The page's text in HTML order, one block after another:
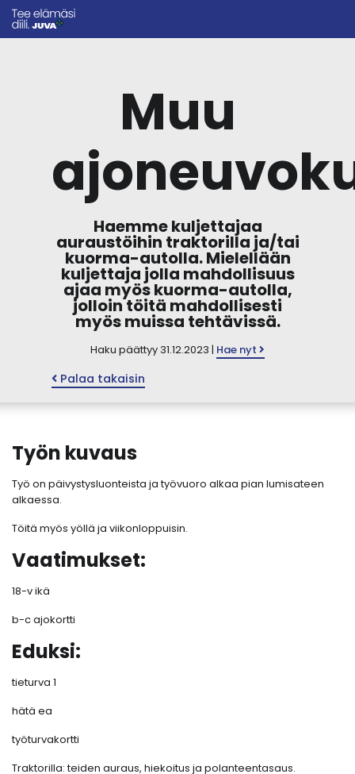
Muu
Haemme kuljettajaa
auraustöihin traktorilla ja/tai
kuorma-autolla. Mielellään
kuljettaja jolla mahdollisuus
ajaa myös kuorma-autolla,
jolloin töitä mahdollisesti
myös muissa tehtävissä.
Haku päättyy 31.12.2023 | Hae nyt
Palaa takaisin
Työn kuvaus
Työ on päivystysluonteista ja työvuoro alkaa pian lumisateen
alkaessa.
Töitä myös yöllä ja viikonloppuisin.
Vaatimukset:
18-v ikä
b-c ajokortti
Eduksi:
tieturva 1
hätä ea
työturvakortti
Traktorilla: teiden auraus, hiekoitus ja polanteentasaus.